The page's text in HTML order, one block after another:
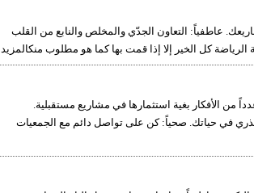
عاطفياً: التعاون الجدّي والمخلص والنابع من القلب
كل الخير إلا إذا قمت بها كما هو مطلوب منكالمزيد
من الأفكار بغية استثمارها في مشاريع مستقبلية.
في حياتك. صحياً: كن على تواصل دائم مع الجمعيات